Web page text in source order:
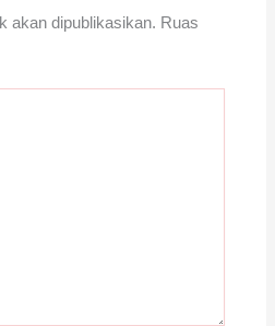
akan dipublikasikan. Ruas